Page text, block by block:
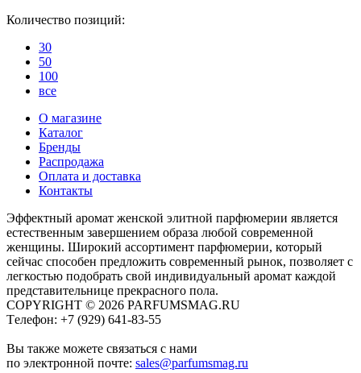
Количество позиций:
30
50
100
все
О магазине
Каталог
Бренды
Распродажа
Оплата и доставка
Контакты
Эффектный аромат женской элитной парфюмерии является
естественным завершением образа любой современной
женщины. Широкий ассортимент парфюмерии, который
сейчас способен предложить современный рынок, позволяет с
легкостью подобрать свой индивидуальный аромат каждой
представительнице прекрасного пола.
COPYRIGHT © 2026 PARFUMSMAG.RU
Tелефон: +7 (929) 641-83-55
Вы также можете связаться с нами
по электронной почте: sales@parfumsmag.ru